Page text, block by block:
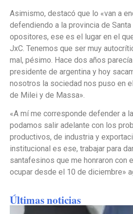
Asimismo, destacó que lo «van a
defendiendo a la provincia de
opositores, ese es el lugar en el
JxC. Tenemos que ser muy
mal, pésimo. Hace dos años
presidente de argentina y hoy
nosotros la sociedad nos puso en
de Milei y de Massa».
«A mí me corresponde defender a
podamos salir adelante con los
productivos, de industria y
institucional es ese, trabajar para
santafesinos que me honraron con
ocupar desde el 10 de diciembre»
Últimas noticias